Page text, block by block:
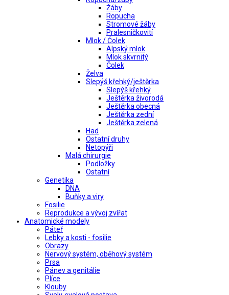
Žáby
Ropucha
Stromové žáby
Pralesničkovití
Mlok / Čolek
Alpský mlok
Mlok skvrnitý
Čolek
Želva
Slepýš křehký/ještěrka
Slepýš křehký
Ještěrka živorodá
Ještěrka obecná
Ještěrka zední
Ještěrka zelená
Had
Ostatní druhy
Netopýři
Malá chirurgie
Podložky
Ostatní
Genetika
DNA
Buňky a viry
Fosilie
Reprodukce a vývoj zvířat
Anatomické modely
Páteř
Lebky a kosti - fosilie
Obrazy
Nervový systém, oběhový systém
Prsa
Pánev a genitálie
Plíce
Klouby